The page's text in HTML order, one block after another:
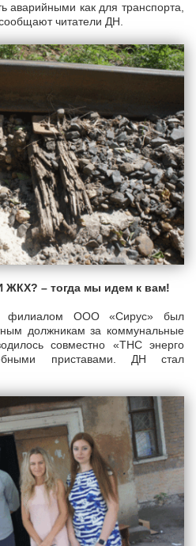
аварийными как для транспорта,
читатели ДН.
– тогда мы идем к вам!
филиалом ООО «Сирус» был
должникам за коммунальные
совместно «ТНС энерго
приставами. ДН стал